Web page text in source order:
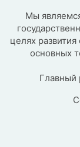
Мы
целях
основных
Главный